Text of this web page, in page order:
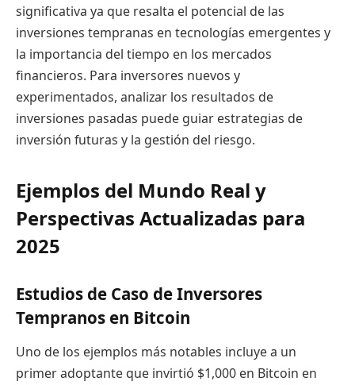
significativa ya que resalta el potencial de las
inversiones tempranas en tecnologías emergentes y
la importancia del tiempo en los mercados
financieros. Para inversores nuevos y
experimentados, analizar los resultados de
inversiones pasadas puede guiar estrategias de
inversión futuras y la gestión del riesgo.
Ejemplos del Mundo Real y
Perspectivas Actualizadas para
2025
Estudios de Caso de Inversores
Tempranos en Bitcoin
Uno de los ejemplos más notables incluye a un
primer adoptante que invirtió $1,000 en Bitcoin en